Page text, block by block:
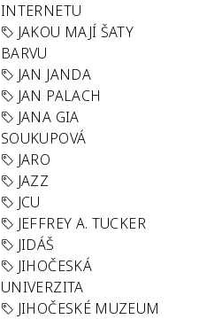
INTERNETU
JAKOU MAJÍ ŠATY
BARVU
JAN JANDA
JAN PALACH
JANA GIA
SOUKUPOVÁ
JARO
JAZZ
JCU
JEFFREY A. TUCKER
JIDÁŠ
JIHOČESKÁ
UNIVERZITA
JIHOČESKÉ MUZEUM